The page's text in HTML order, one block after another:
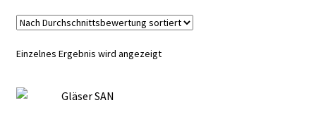
Datenschutz
Impressum
Kasse
Einzelnes Ergebnis wird angezeigt